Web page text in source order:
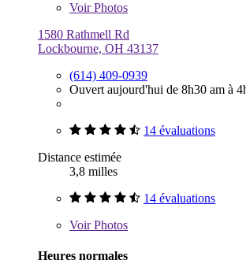
VoirPhotos
1580 Rathmell Rd
Lockbourne, OH 43137
(614) 409-0939
Ouvert aujourd'hui de 8h30 am à
14 évaluations
Distance estimée
3,8 milles
14 évaluations
VoirPhotos
Heures normales